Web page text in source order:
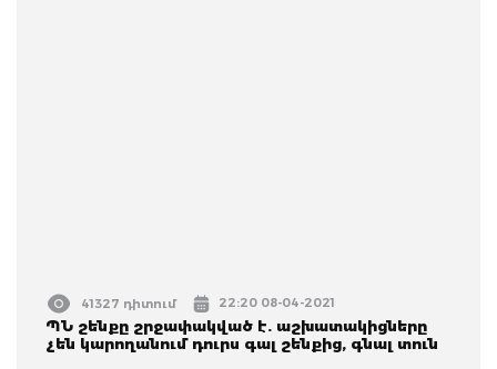
41327 դիտում 22:20 08-04-2021
ՊՆ շենքը շրջափակված է. աշխատակիցները
չեն կարողանում դուրս գալ շենքից, գնալ տուն